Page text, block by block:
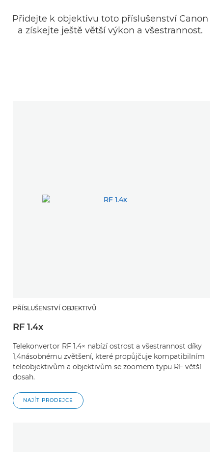
Přidejte k objektivu toto příslušenství Canon
a získejte ještě větší výkon a všestrannost.
PŘÍSLUŠENSTVÍ OBJEKTIVŮ
RF 1.4x
Telekonvertor RF 1.4× nabízí ostrost a všestrannost díky
1,4násobnému zvětšení, které propůjčuje kompatibilním
teleobjektivům a objektivům se zoomem typu RF větší
dosah.
NAJÍT PRODEJCE